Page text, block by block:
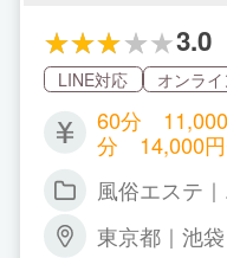
3.0
LINE対応 オンラ
60分 11,000円〜 75分
分 14,000円〜 120分 17,000
ランク料！ 出勤が少なくても、指名が少
です☆
風俗エステ
東京都｜池袋